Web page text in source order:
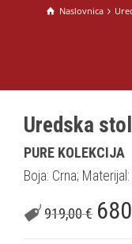
Naslovnica
Uredska
PURE KOLEKCIJA
Boja: Crna;
919,00€